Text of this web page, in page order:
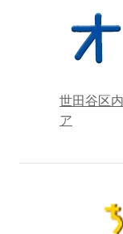
世田谷区
ア